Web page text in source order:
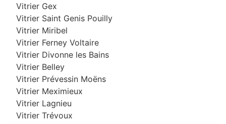
Vitrier Gex
Vitrier Saint Genis Pouilly
Vitrier Miribel
Vitrier Ferney Voltaire
Vitrier Divonne les Bains
Vitrier Belley
Vitrier Prévessin Moëns
Vitrier Meximieux
Vitrier Lagnieu
Vitrier Trévoux